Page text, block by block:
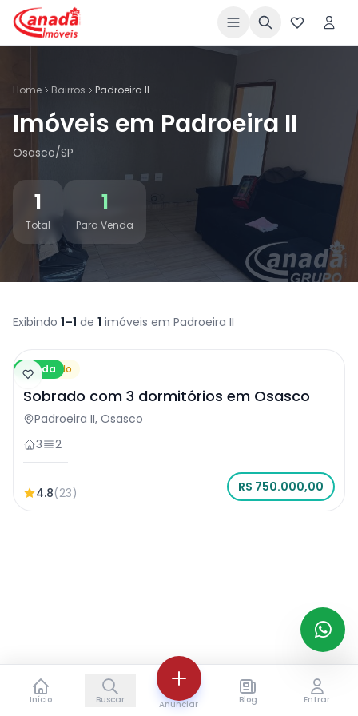
Home Bairros Padroeira II
Imóveis em Padroeira II
Osasco/SP
1
Total
1
Para Venda
Exibindo 1–1 de 1 imóveis em Padroeira II
Venda
Sobrado
Sobrado com 3 dormitórios em Osasco
Padroeira II, Osasco
3
2
4.8(23) R$ 750.000,00
Início Buscar Anunciar Blog Entrar